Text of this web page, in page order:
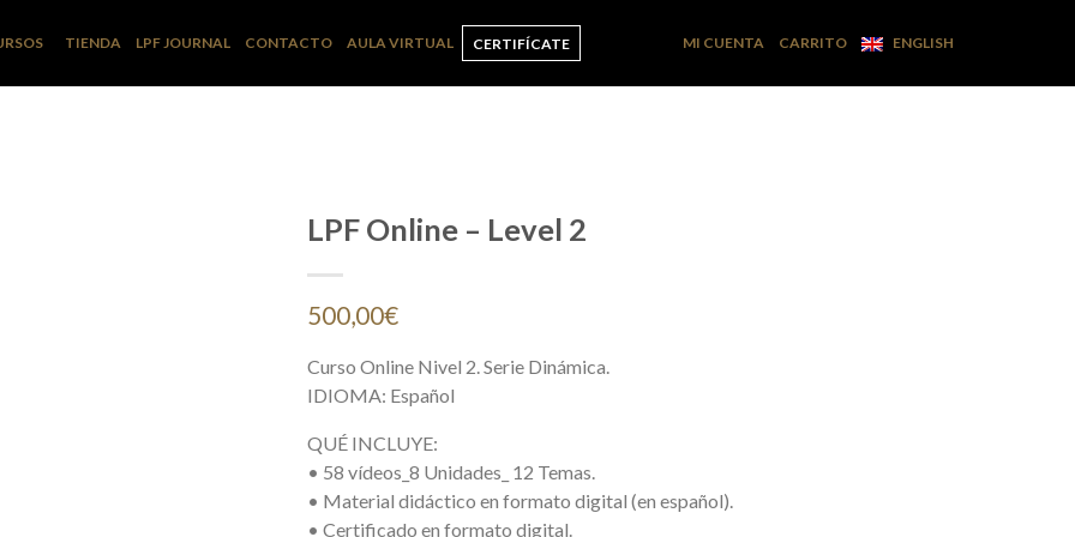
TIENDA LPF JOURNAL CONTACTO AULA VIRTUAL CERTIFÍCATE MI CUENTA CARRITO ENGLISH
LPF Online – Level 2
500,00€
Curso Online Nivel 2. Serie Dinámica.
IDIOMA: Español
QUÉ INCLUYE:
• 58 vídeos_8 Unidades_ 12 Temas.
• Material didáctico en formato digital (en español).
• Certificado en formato digital.